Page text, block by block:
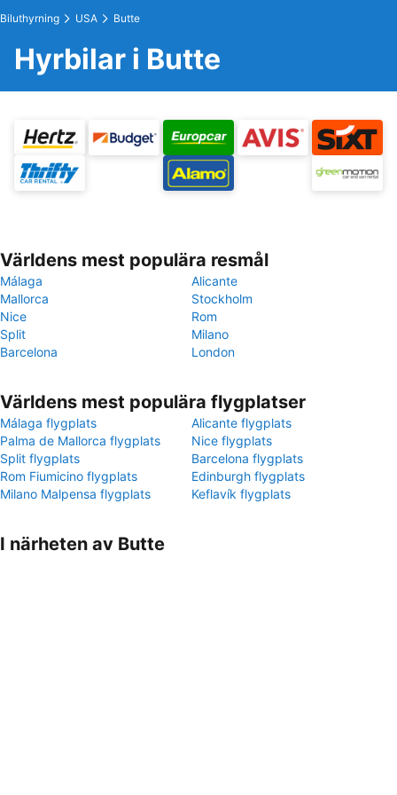
Biluthyrning USA Butte
Hyrbilar i Butte
Världens mest populära resmål
Málaga
Alicante
Mallorca
Stockholm
Nice
Rom
Split
Milano
Barcelona
London
Världens mest populära flygplatser
Málaga flygplats
Alicante flygplats
Palma de Mallorca flygplats
Nice flygplats
Split flygplats
Barcelona flygplats
Rom Fiumicino flygplats
Edinburgh flygplats
Milano Malpensa flygplats
Keflavík flygplats
I närheten av Butte